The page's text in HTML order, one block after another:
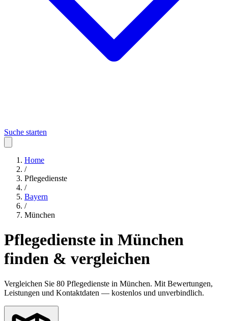
Suche starten
Home
/
Pflegedienste
/
Bayern
/
München
Pflegedienste in München
finden & vergleichen
Vergleichen Sie 80 Pflegedienste in München. Mit Bewertungen,
Leistungen und Kontaktdaten — kostenlos und unverbindlich.